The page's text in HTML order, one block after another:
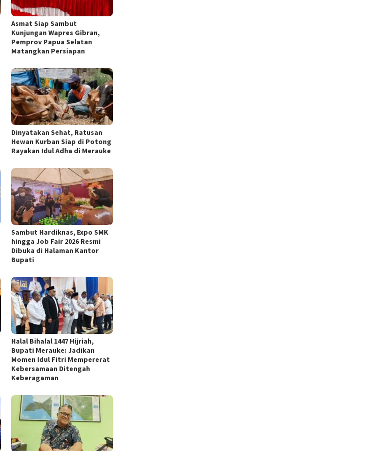
Asmat Siap Sambut
Kunjungan Wapres Gibran,
Pemprov Papua Selatan
Matangkan Persiapan
Dinyatakan Sehat, Ratusan
Hewan Kurban Siap di Potong
Rayakan Idul Adha di Merauke
Sambut Hardiknas, Expo SMK
hingga Job Fair 2026 Resmi
Dibuka di Halaman Kantor
Bupati
Halal Bihalal 1447 Hijriah,
Bupati Merauke: Jadikan
Momen Idul Fitri Mempererat
Kebersamaan Ditengah
Keberagaman